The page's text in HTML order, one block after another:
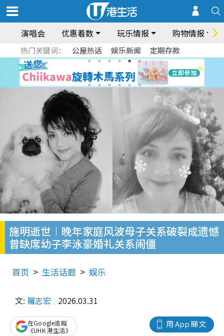
演唱会 优惠着数 玩乐情报 购物情报
热门关键词： 公屋热话 娱乐新闻 定期存款
施明逝世︱晚年家庭风波母子关系破裂成遗憾
曾缺席幼子李泳豪婚礼关系闹僵
首页 生活话题 娱乐
文: 羅志宏 2026.03.31
用 App 睇文
在Google追蹤
《UHK 港生活》